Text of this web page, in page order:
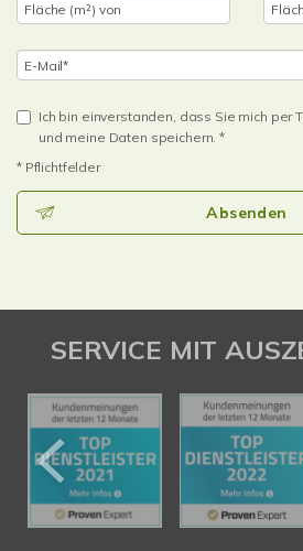
Ich bin einverstanden, dass Sie mich per
und meine Daten speichern. *
* Pflichtfelder
Absenden
SERVICE MIT